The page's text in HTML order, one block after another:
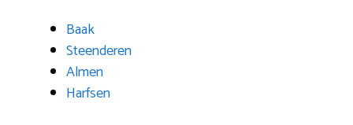
Baak
Steenderen
Almen
Harfsen